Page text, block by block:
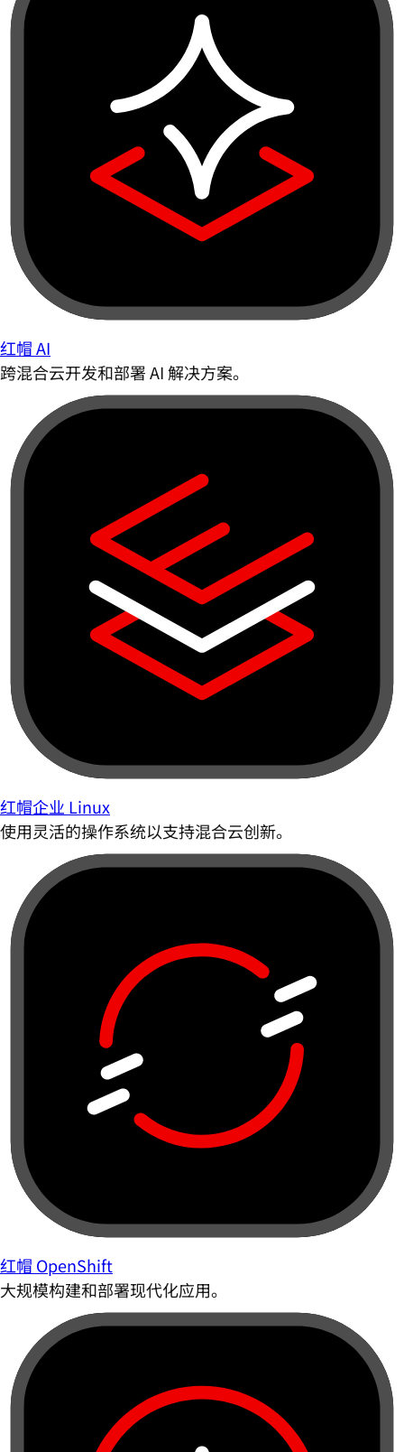
红帽 AI
跨混合云开发和部署 AI 解决方案。
红帽企业 Linux
使用灵活的操作系统以支持混合云创新。
红帽 OpenShift
大规模构建和部署现代化应用。